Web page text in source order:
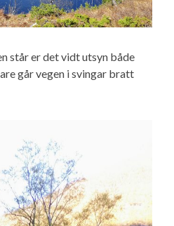
står er det vidt utsyn både
går vegen i svingar bratt